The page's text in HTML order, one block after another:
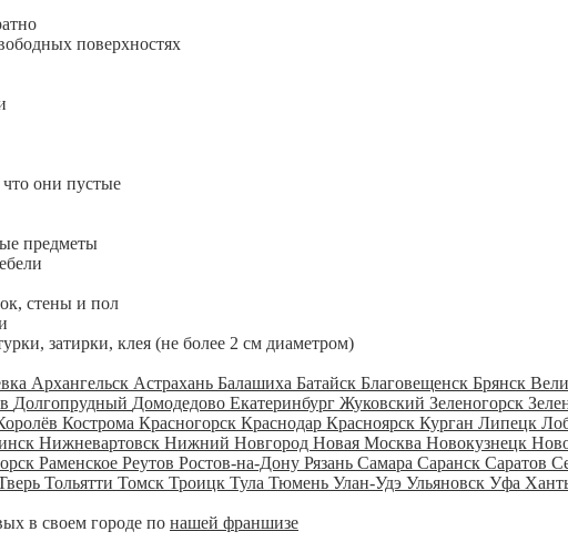
поверхностях
они пустые
предметы
стены и пол
затирки, клея (не более 2 см диаметром)
Архангельск Астрахань Балашиха Батайск Благовещенск Брянск
Долгопрудный Домодедово Екатеринбург Жуковский Зеленогорск
Кострома Красногорск Краснодар Красноярск Курган Липецк
Нижневартовск Нижний Новгород Новая Москва Новокузнецк
Раменское Реутов Ростов-на-Дону Рязань Самара Саранск Саратов
Тольятти Томск Троицк Тула Тюмень Улан-Удэ Ульяновск Уфа
в своем городе по нашей франшизе